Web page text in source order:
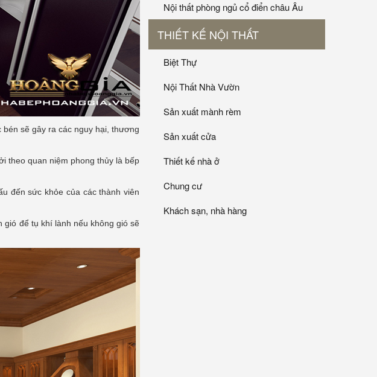
bén sẽ gây ra các nguy hại, thương
theo quan niệm phong thủy là bếp
đến sức khỏe của các thành viên
gió để tụ khí lành nếu không gió sẽ
Nội thất phòng ngủ cổ điển châu Âu
THIẾT KẾ NỘI THẤT
Biệt Thự
Nội Thất Nhà Vườn
Sản xuất mành rèm
Sản xuất cửa
Thiết kế nhà ở
Chung cư
Khách sạn, nhà hàng